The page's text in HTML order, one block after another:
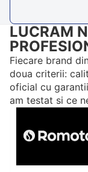
LUCRAM
Fiecare brand
doua criterii:
oficial cu
am testat si ce